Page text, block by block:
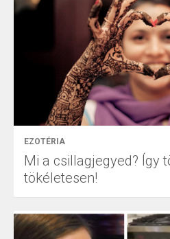
EZOTÉRIA
Mi a csillagjegyed? Így
tökéletesen!